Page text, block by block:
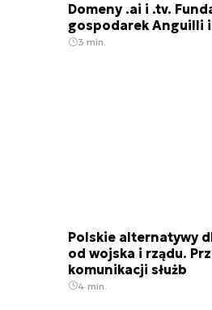
Domeny .ai i .tv.
gospodarek Anguilli
3 min.
Polskie alternatywy
od wojska i rządu.
komunikacji służb
4 min.